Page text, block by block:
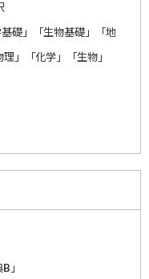
礎」「生物基礎」「地
」「化学」「生物」
」